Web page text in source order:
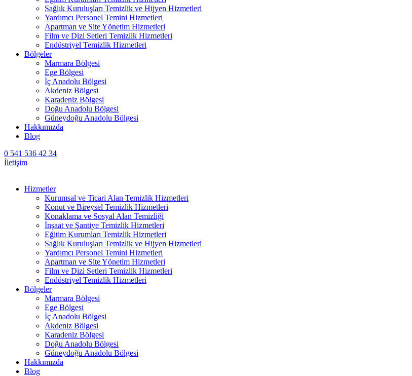
Sağlık Kuruluşları Temizlik ve Hijyen Hizmetleri
Yardımcı Personel Temini Hizmetleri
Apartman ve Site Yönetim Hizmetleri
Film ve Dizi Setleri Temizlik Hizmetleri
Endüstriyel Temizlik Hizmetleri
Bölgeler
Marmara Bölgesi
Ege Bölgesi
İç Anadolu Bölgesi
Akdeniz Bölgesi
Karadeniz Bölgesi
Doğu Anadolu Bölgesi
Güneydoğu Anadolu Bölgesi
Hakkımızda
Blog
0 541 536 42 34
İletişim
Hizmetler
Kurumsal ve Ticari Alan Temizlik Hizmetleri
Konut ve Bireysel Temizlik Hizmetleri
Konaklama ve Sosyal Alan Temizliği
İnşaat ve Şantiye Temizlik Hizmetleri
Eğitim Kurumları Temizlik Hizmetleri
Sağlık Kuruluşları Temizlik ve Hijyen Hizmetleri
Yardımcı Personel Temini Hizmetleri
Apartman ve Site Yönetim Hizmetleri
Film ve Dizi Setleri Temizlik Hizmetleri
Endüstriyel Temizlik Hizmetleri
Bölgeler
Marmara Bölgesi
Ege Bölgesi
İç Anadolu Bölgesi
Akdeniz Bölgesi
Karadeniz Bölgesi
Doğu Anadolu Bölgesi
Güneydoğu Anadolu Bölgesi
Hakkımızda
Blog